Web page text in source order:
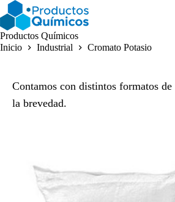
Saltar
al
contenido
Productos Químicos
Inicio Industrial Cromato Potasio
Contamos con distintos formatos
la brevedad.